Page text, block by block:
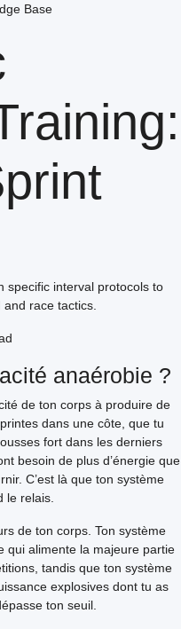
Base
specific interval protocols to
race tactics.
anaérobie ?
de ton corps à produire de
dans une côte, que tu
fort dans les derniers
besoin de plus d’énergie que
C’est là que ton système
le relais.
de ton corps. Ton système
qui alimente la majeure partie
tandis que ton système
explosives dont tu as
ton seuil.